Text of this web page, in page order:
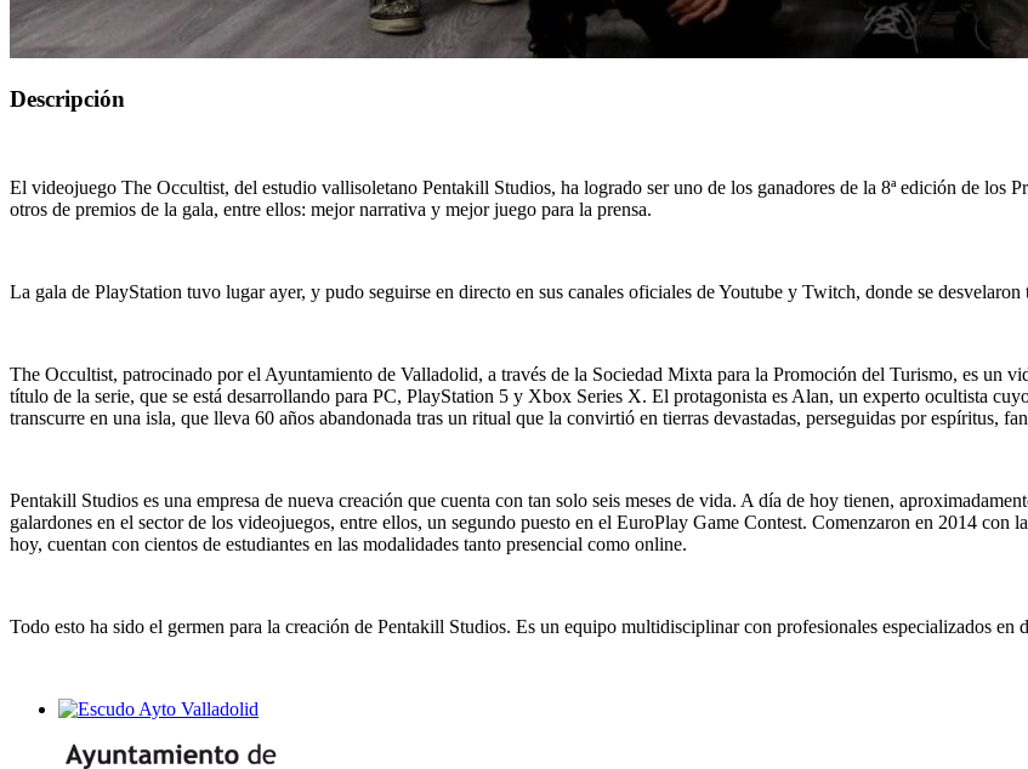
Descripción
El videojuego The Occultist, del estudio vallisoletano Pentakill Studios, ha logrado ser uno de los ganadores de la 8ª edición de los
otros de premios de la gala, entre ellos: mejor narrativa y mejor juego para la prensa.
La gala de PlayStation tuvo lugar ayer, y pudo seguirse en directo en sus canales oficiales de Youtube y Twitch, donde se
The Occultist, patrocinado por el Ayuntamiento de Valladolid, a través de la Sociedad Mixta para la Promoción del Turismo, es un
título de la serie, que se está desarrollando para PC, PlayStation 5 y Xbox Series X. El protagonista es Alan, un experto ocultista
transcurre en una isla, que lleva 60 años abandonada tras un ritual que la convirtió en tierras devastadas, perseguidas por espíritus,
Pentakill Studios es una empresa de nueva creación que cuenta con tan solo seis meses de vida. A día de hoy tienen,
galardones en el sector de los videojuegos, entre ellos, un segundo puesto en el EuroPlay Game Contest. Comenzaron en 2014
hoy, cuentan con cientos de estudiantes en las modalidades tanto presencial como online.
Todo esto ha sido el germen para la creación de Pentakill Studios. Es un equipo multidisciplinar con profesionales especializados en